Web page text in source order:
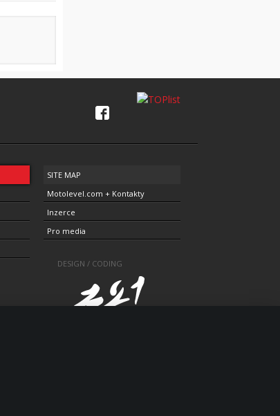
SITE MAP
Motolevel.com + Kontakty
Inzerce
Pro media
DESIGN / CODING